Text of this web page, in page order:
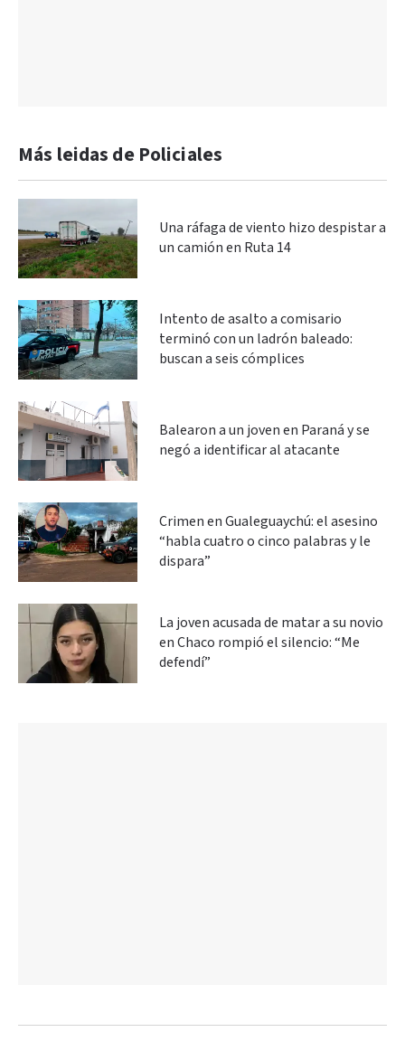
Más leidas de Policiales
Una ráfaga de viento hizo despistar a
un camión en Ruta 14
Intento de asalto a comisario
terminó con un ladrón baleado:
buscan a seis cómplices
Balearon a un joven en Paraná y se
negó a identificar al atacante
Crimen en Gualeguaychú: el asesino
“habla cuatro o cinco palabras y le
dispara”
La joven acusada de matar a su novio
en Chaco rompió el silencio: “Me
defendí”